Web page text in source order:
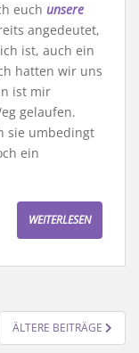
euch unsere
angedeutet,
ist, auch ein
hatten wir uns
ist mir
gelaufen.
sie umbedingt
ein
WEITERLESEN
ÄLTERE BEITRÄGE